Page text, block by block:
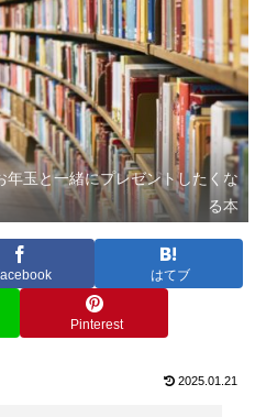
年玉と一緒にプレゼントしたくな
る本
はてブ
Pinterest
2025.01.21